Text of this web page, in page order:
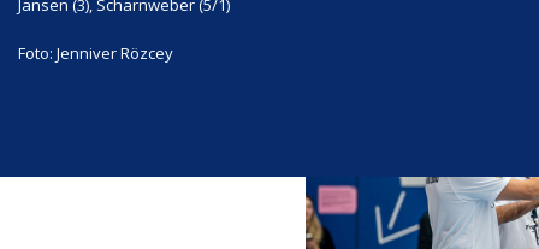
Jansen (3), Scharnweber (5/1)
Foto: Jenniver Rözcey